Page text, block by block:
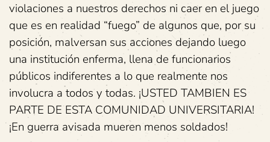
violaciones a nuestros derechos ni caer en el juego
que es en realidad “fuego” de algunos que, por su
posición, malversan sus acciones dejando luego
una institución enferma, llena de funcionarios
públicos indiferentes a lo que realmente nos
involucra a todos y todas. ¡USTED TAMBIEN ES
PARTE DE ESTA COMUNIDAD UNIVERSITARIA!
¡En guerra avisada mueren menos soldados!